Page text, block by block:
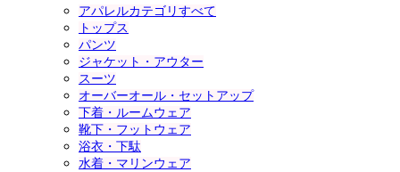
アパレルカテゴリすべて
トップス
パンツ
ジャケット・アウター
スーツ
オーバーオール・セットアップ
下着・ルームウェア
靴下・フットウェア
浴衣・下駄
水着・マリンウェア